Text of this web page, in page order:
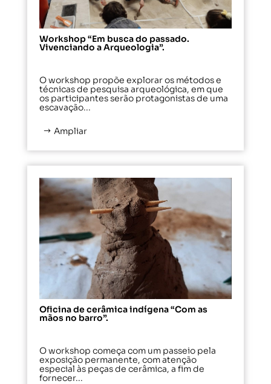
Workshop “Em busca do passado.
Vivenciando a Arqueologia”.
O workshop propõe explorar os métodos e
técnicas de pesquisa arqueológica, em que
os participantes serão protagonistas de uma
escavação...
Ampliar
Oficina de cerâmica indígena “Com as
mãos no barro”.
O workshop começa com um passeio pela
exposição permanente, com atenção
especial às peças de cerâmica, a fim de
fornecer...